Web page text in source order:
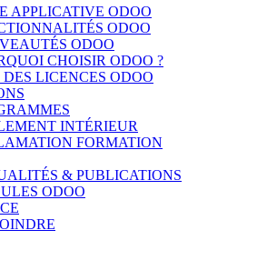
APPLICATIVE ODOO
ODOO
ODOO
CHOISIR ODOO ?
LICENCES ODOO
INTÉRIEUR
FORMATION
& PUBLICATIONS
ODOO